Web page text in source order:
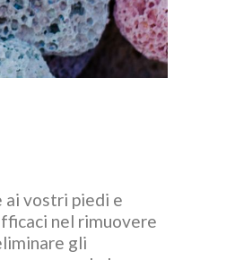
Leggi di più
ai vostri piedi e
nel rimuovere
gli